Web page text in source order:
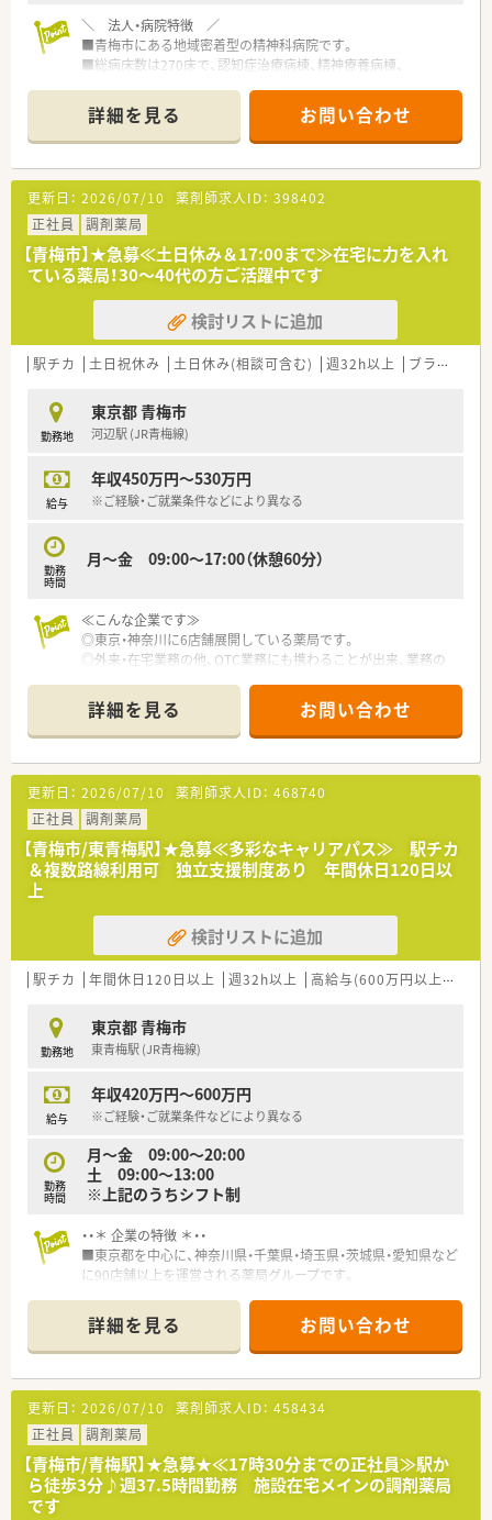
＼ 法人・病院特徴 ／
■青梅市にある地域密着型の精神科病院です。
■総病床数は270床で、認知症治療病棟、精神療養病棟、
■精神科の急性期・慢性期の治療と社会復帰支援に注力している
ため、平均在院日数が短いのことも特徴です。
■長期入院患者を地域社会へ退院させる社会復帰活動の一環と
して、
精神科グループホーム、訪問介護事業を開設されています。
■薬剤師は常勤3名在籍。複数名体制です。
＼ 求人オススメポイント ／
■希少な土日祝休み♪
■日勤のみ・残業ほぼございません！
■薬剤師2～3名体制
詳細を見る お問い合わせ
更新日： 2026/07/10 薬剤師求人ID： 398402
正社員
調剤薬局
【青梅市】★急募≪土日休み＆17:00まで≫在宅に力を入れ
ている薬局！30～40代の方ご活躍中です
検討リストに追加
駅チカ 土日祝休み 土日休み(相談可含む) 週32h以上 ブランク可
勤務地
東京都 青梅市
河辺駅 (JR青梅線)
給与
年収450万円～530万円
※ご経験・ご就業条件などにより異なる
勤務
時間
月～金 09:00～17:00（休憩60分）
≪こんな企業です≫
◎東京・神奈川に6店舗展開している薬局です。
◎外来・在宅業務の他、OTC業務にも携わることが出来、業務の
◎20代～50代の方まで、幅広い年齢層の方が勤務されています
◎チームワークを大切にしている薬局で、スタッフ同士がフォロ
ーし合うことで残業減らす取り組みを行っています。
◎働いている方を大切にする社風。産休・育休の取得実績もあ
り、サポート体制も整っています
≪業務内容≫
◎主に訪問在宅に力をいれており、青梅市・羽村市・福生市・西多
摩郡瑞穂町のエリアを中心に対応しております。
◎電子薬歴、 円盤・Vマスの散剤の分包機の他、自動錠剤分包機・
調剤過誤防止システム・重量監査システムを導入しており、業務
の効率化と調剤過誤防止に努めております。
◎ドクターやケアマネジャーなどと協力して、患者様の対応を行
いたい方！
詳細を見る お問い合わせ
更新日： 2026/07/10 薬剤師求人ID： 468740
正社員
調剤薬局
【青梅市/東青梅駅】★急募≪多彩なキャリアパス≫ 駅チカ
＆複数路線利用可 独立支援制度あり 年間休日120日以
上
検討リストに追加
駅チカ 年間休日120日以上 週32h以上 高給与(600万円以上)
勤務地
東京都 青梅市
東青梅駅 (JR青梅線)
給与
年収420万円～600万円
※ご経験・ご就業条件などにより異なる
勤務
時間
月～金 09:00～20:00
土 09:00～13:00
※上記のうちシフト制
・・＊ 企業の特徴 ＊・・
■東京都を中心に、神奈川県・千葉県・埼玉県・茨城県・愛知県など
に90店舗以上を運営される薬局グループです。
定薬剤師助成など、きめ細かく実践的な教育プログラムを実施さ
れています。
■患者様・医師・製薬メーカーMRと信頼関係を築くため、温かみ
のある対応・会話力を重視し、社員育成されています。
研修会ではロールプレイングも行いますので、経験が少ない
方、経験内容に偏りがある方、ブランク明けの方にも安心して始
めていただけます。
■管理職を目指す方、現場のエキスパート・固定エリアで落ち着
いてキャリアを磨きたい方、ご希望に応じてそれぞれにキャリア
形成できる制度を用意されています。
詳細を見る お問い合わせ
更新日： 2026/07/10 薬剤師求人ID： 458434
正社員
調剤薬局
【青梅市/青梅駅】★急募★≪17時30分までの正社員≫駅か
ら徒歩3分♪週37.5時間勤務 施設在宅メインの調剤薬局
です